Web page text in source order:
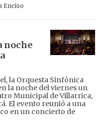
Enciso
noche
la Orquesta Sinfónica
la noche del viernes un
Municipal de Villarrica,
El evento reunió a una
en un concierto de